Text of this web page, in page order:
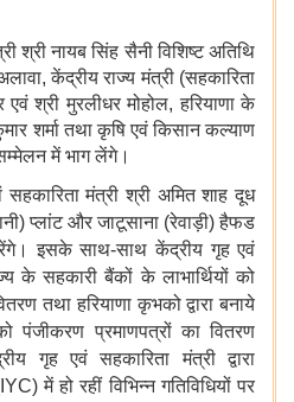
श्री नायब सिंह सैनी विशिष्ट अतिथि
केंद्रीय राज्य मंत्री (सहकारिता
श्री मुरलीधर मोहोल, हरियाणा के
शर्मा तथा कृषि एवं किसान कल्याण
सम्मेलन में भाग लेंगे।
सहकारिता मंत्री श्री अमित शाह दूध
प्लांट और जाटूसाना (रेवाड़ी) हैफड
इसके साथ-साथ केंद्रीय गृह एवं
के सहकारी बैंकों के लाभार्थियों को
तथा हरियाणा कृभको द्वारा बनाये
पंजीकरण प्रमाणपत्रों का वितरण
गृह एवं सहकारिता मंत्री
द्वारा
में हो रहीं विभिन्न गतिविधियों पर